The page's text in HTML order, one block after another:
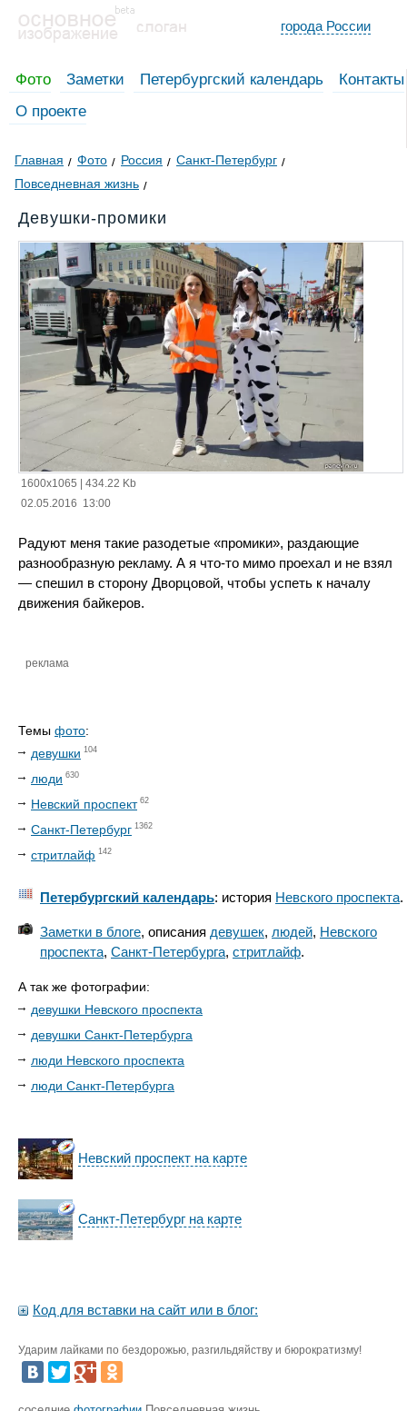
города России
Фото Заметки Петербургский календарь
Контакты
О проекте
Главная Фото Россия
Санкт-Петербург
Повседневная жизнь
Девушки-промики
1600x1065
434.22 Kb
02.05.2016 13:00
Радуют меня такие разодетые «промики», раздающие
разнообразную рекламу. А я что-то мимо проехал и не взял
— спешил в сторону Дворцовой, чтобы успеть к началу
движения байкеров.
реклама
Темы фото:
девушки 104
люди 630
Невский проспект62
Санкт-Петербург 1362
стритлайф 142
Петербургский календарь: история Невского проспекта.
Заметки в блоге, описания девушек, людей, Невского
проспекта, Санкт-Петербурга, стритлайф.
А так же фотографии:
девушки Невского проспекта
девушки Санкт-Петербурга
люди Невского проспекта
люди Санкт-Петербурга
Невский проспект на карте
Санкт-Петербург на карте
Код для вставки на сайт или в блог:
Ударим лайками по бездорожью, разгильдяйству и бюрократизму!